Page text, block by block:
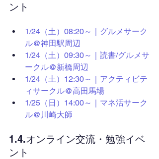
ント
1/24（土）08:20～｜グルメサーク
ル@神田駅周辺
1/24（土）09:30～｜読書/グルメサ
ークル@新橋周辺
1/24（土）12:30～｜アクティビテ
ィサークル@高田馬場
1/25（日）14:00～｜マネ活サーク
ル@川崎大師
1.4.オンライン交流・勉強イベ
ント